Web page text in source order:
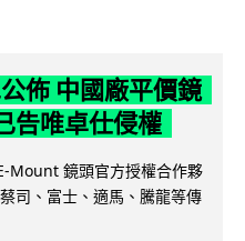
佈 中國廠平價鏡
告唯卓仕侵權
Mount 鏡頭官方授權合作夥
司、富士、適馬、騰龍等傳